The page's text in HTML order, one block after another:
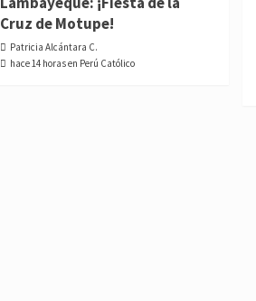
Cruz de Motupe!
Patricia Alcántara C.
hace 14 horas en Perú Católico